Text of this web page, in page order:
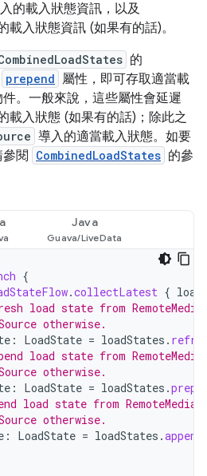
的載入狀態資訊，以及
載入狀態資訊 (如果有的話)。
的
prepend 屬性，即可存取適當載
件。一般來說，這些屬性會延遲
載入狀態 (如果有的話)；除此之
導入的適當載入狀態。如要
閱
CombinedLoadStates 的參
Java
{
.collectLatest {
load state from
otherwise.
: LoadState = loadStates .
load state from
otherwise.
: LoadState = loadStates .
load state from
otherwise.
: LoadState = loadStates .append